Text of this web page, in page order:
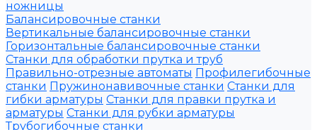
ножницы
Балансировочные станки
Вертикальные балансировочные станки
Горизонтальные балансировочные станки
Станки для обработки прутка и труб
Правильно-отрезные автоматы Профилегибочные
станки Пружинонавивочные станки Станки для
гибки арматуры Станки для правки прутка и
арматуры Станки для рубки арматуры
Трубогибочные станки